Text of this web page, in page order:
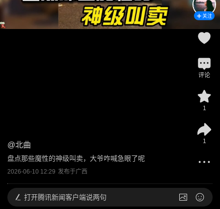
@北曲
盘点那些魔性的神级叫卖，大爷咋喊急眼了呢
2026-06-10 12:29 发布于广西
关注
评论
1
1
打开腾讯新闻客户端说两句